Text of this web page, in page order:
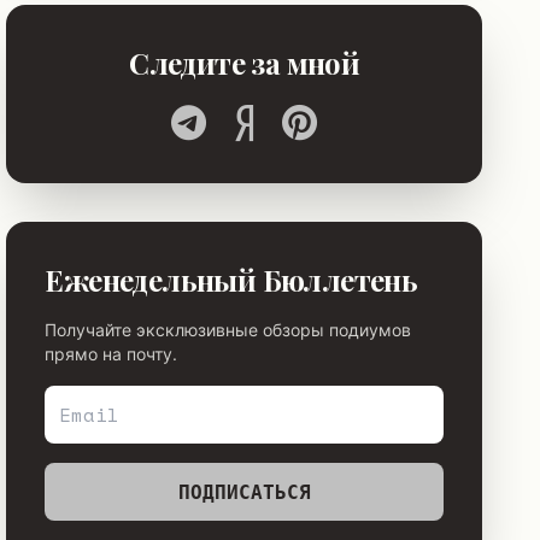
Следите за мной
Еженедельный Бюллетень
Получайте эксклюзивные обзоры подиумов
прямо на почту.
ПОДПИСАТЬСЯ